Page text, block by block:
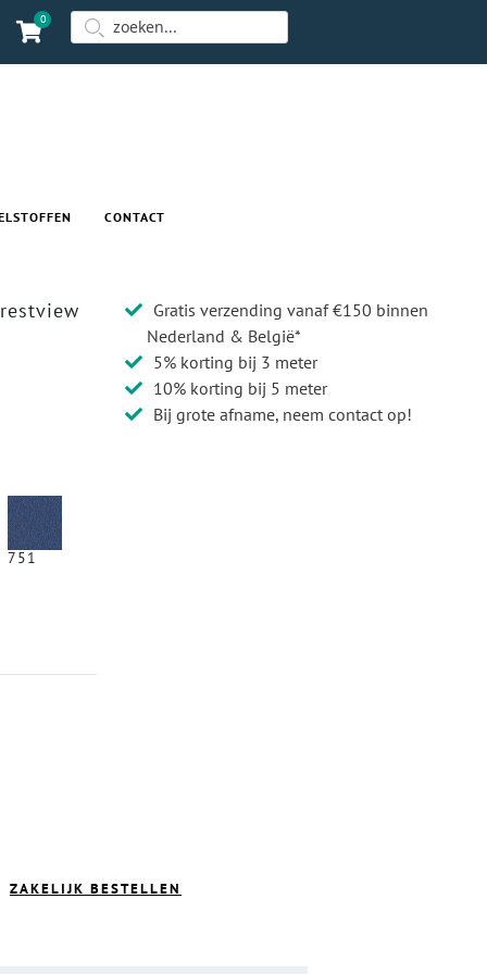
0
CONTACT
751
Gratis verzending vanaf €150 binnen
Nederland & België*
5% korting bij 3 meter
10% korting bij 5 meter
Bij grote afname, neem contact op!
ZAKELIJK BESTELLEN